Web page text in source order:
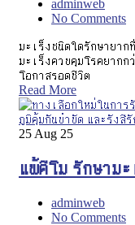
adminweb
No Comments
มะเร็งชนิดใดรักษายาก
มะเร็งควบคุมโรคยากก
โอกาสรอดชีวิต
Read More
25 Aug 25
แพ้คีโม รักษาม
adminweb
No Comments